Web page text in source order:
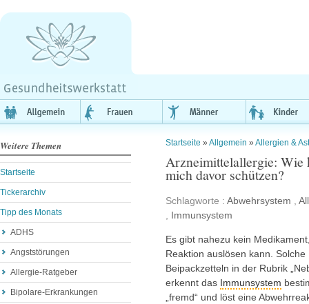
Weitere Themen
Startseite
Tickerarchiv
Tipp des Monats
ADHS
Angststörungen
Allergie-Ratgeber
Bipolare-Erkrankungen
Startseite » Allgemein » Allergien &
Arzneimittelallergie: Wie
mich davor schützen?
Schlagworte : Abwehrsystem
Immunsystem
Es gibt nahezu kein
Reaktion auslösen kann.
Beipackzetteln in der Rubrik
erkennt das Immunsystem
„fremd“ und löst eine